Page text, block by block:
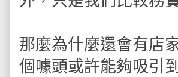
那麼為什麼還會有店
個噱頭或許能夠吸引